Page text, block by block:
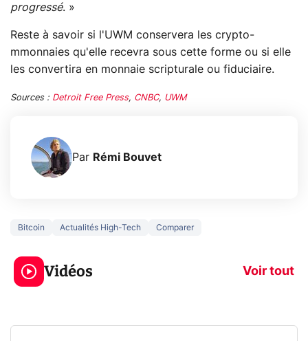
progressé. »
Reste à savoir si l'UWM conservera les crypto-
mmonnaies qu'elle recevra sous cette forme ou si elle
les convertira en monnaie scripturale ou fiduciaire.
Sources : Detroit Free Press, CNBC, UWM
Par Rémi Bouvet
Bitcoin Actualités High-Tech Comparer
Vidéos Voir tout
3 écrans en 1 pour
319€ ? Voici L'AOC
CQ32G4ZA !
prochaine